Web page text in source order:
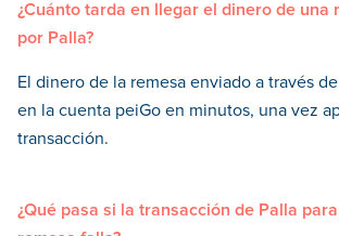
¿Cuánto tarda en llegar el dinero de una
por Palla?
El dinero de la remesa enviado a través
en la cuenta peiGo en minutos, una vez
transacción.
¿Qué pasa si la transacción de Palla